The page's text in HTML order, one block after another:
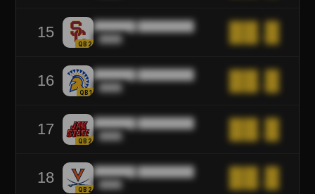
15
QB2
██████ ████████
████
16
QB1
██████ ████████
████
17
QB2
██████ ████████
████
18
QB2
██████ ████████
████